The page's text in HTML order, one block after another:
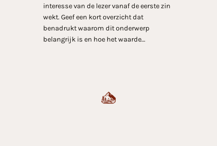
interesse van de lezer vanaf de eerste zin
wekt. Geef een kort overzicht dat
benadrukt waarom dit onderwerp
belangrijk is en hoe het waarde…